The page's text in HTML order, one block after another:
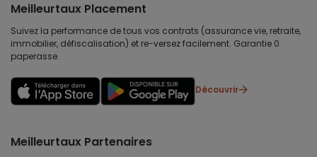
Meilleurtaux Placement
Suivez la performance de tous vos contrats (assurance vie, retraite,
immobilier, défiscalisation) et re-versez facilement. Garantie 0
paperasse.
Découvrir
Meilleurtaux Partenaires